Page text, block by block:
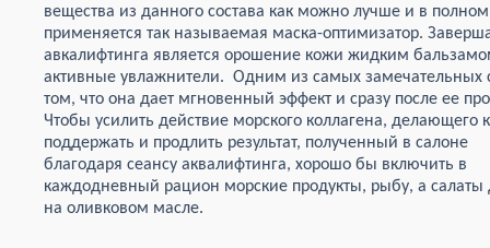
вещества из данного состава как можно лучше и в
применяется так называемая маска-оптимизатор.
авкалифтинга является орошение кожи жидким
активные увлажнители. Одним из самых замечательных
том, что она дает мгновенный эффект и сразу после ее
Чтобы усилить действие морского коллагена, делающего
поддержать и продлить результат, полученный в салоне
благодаря сеансу аквалифтинга, хорошо бы включить в
каждодневный рацион морские продукты, рыбу, а салаты
на оливковом масле.